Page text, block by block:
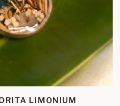
LIMONIUM